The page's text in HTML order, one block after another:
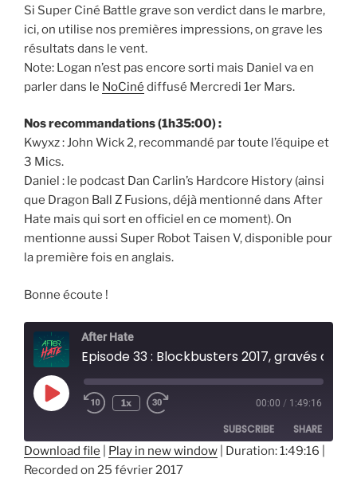
Si Super Ciné Battle grave son verdict dans le marbre,
ici, on utilise nos premières impressions, on grave les
résultats dans le vent.
Note: Logan n’est pas encore sorti mais Daniel va en
parler dans le NoCiné diffusé Mercredi 1er Mars.
Nos recommandations (1h35:00) :
Kwyxz : John Wick 2, recommandé par toute l’équipe et
3 Mics.
Daniel : le podcast Dan Carlin’s Hardcore History (ainsi
que Dragon Ball Z Fusions, déjà mentionné dans After
Hate mais qui sort en officiel en ce moment). On
mentionne aussi Super Robot Taisen V, disponible pour
la première fois en anglais.
Bonne écoute !
After Hate
Play
Episode
1x 00:00 / 1:49:16
SUBSCRIBE SHARE
SHARE
Download file Play in new window Duration: 1:49:16
Recorded on 25 février 2017